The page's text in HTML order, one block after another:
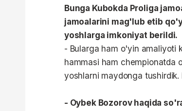
Bunga Kubokda Proliga
jamoalarini mag'lub etib
yoshlarga imkoniyat berildi.
- Bularga ham o'yin amaliyoti
hammasi ham chempionatda
yoshlarni maydonga
- Oybek Bozorov haqida